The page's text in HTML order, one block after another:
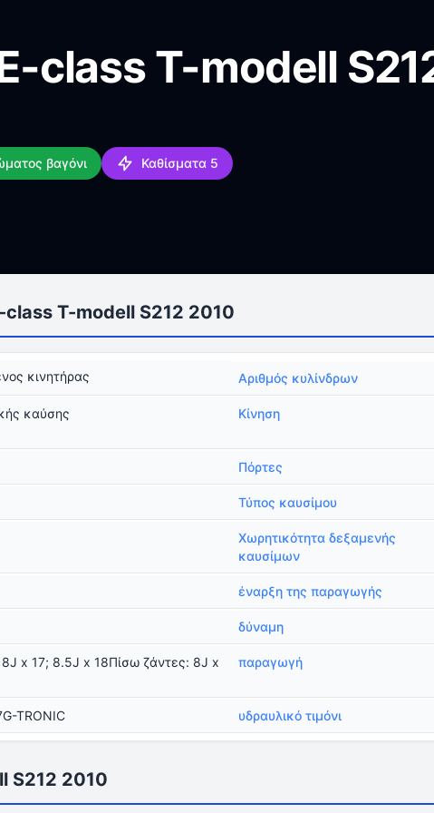
class T-modell
βαγόνι Καθίσματα 5
T-modell S212 2010
κινητήρας Αριθμός κυλίνδρων
καύσης Κίνηση
Πόρτες
Τύπος καυσίμου
Χωρητικότητα δεξαμενής
καυσίμων
έναρξη της παραγωγής
δύναμη
x 17; 8.5J x 18Πίσω ζάντες: 8J x
παραγωγή
TRONIC υδραυλικό τιμόνι
S212 2010